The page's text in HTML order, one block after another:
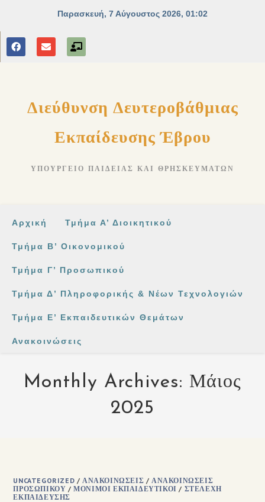
Διεύθυνση Δευτεροβάθμιας
Εκπαίδευσης Έβρου
ΥΠΟΥΡΓΕΊΟ ΠΑΙΔΕΊΑΣ ΚΑΙ ΘΡΗΣΚΕΥΜΆΤΩΝ
Αρχική Τμήμα Α’ Διοικητικού
Τμήμα Β’ Οικονομικού
Τμήμα Γ’ Προσωπικού
Τμήμα Δ’ Πληροφορικής & Νέων Τεχνολογιών
Τμήμα Ε’ Εκπαιδευτικών Θεμάτων
Ανακοινώσεις
Monthly Archives: Μάιος
2025
UNCATEGORIZED /ΑΝΑΚΟΙΝΏΣΕΙΣ /ΑΝΑΚΟΙΝΏΣΕΙΣ
ΠΡΟΣΩΠΙΚΟΎ /ΜΌΝΙΜΟΙ ΕΚΠΑΙΔΕΥΤΙΚΟΊ / ΣΤΕΛΈΧΗ
ΕΚΠΑΊΔΕΥΣΗΣ